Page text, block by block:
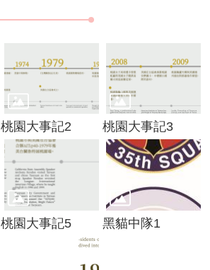
桃園大事記2 桃園大事記3
桃園大事記5 黑貓中隊1